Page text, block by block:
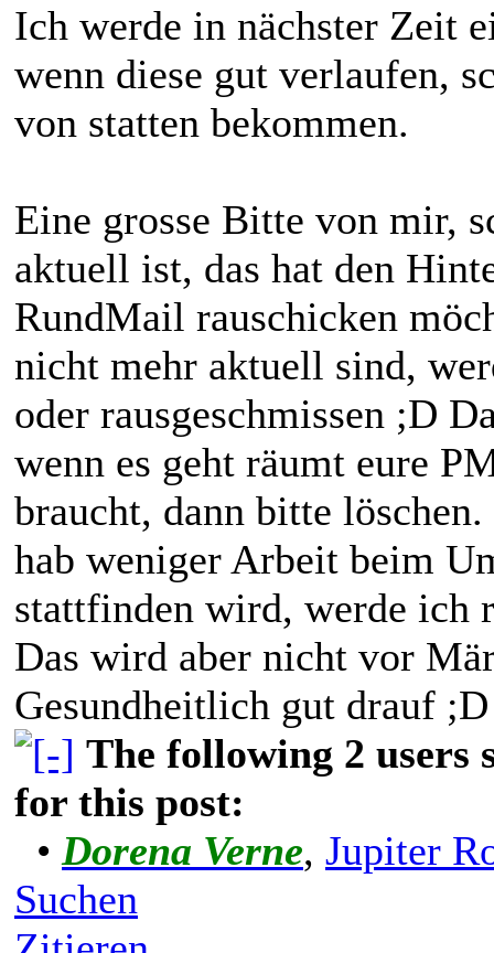
Ich werde in nächster Zeit
wenn diese gut verlaufen,
von statten bekommen.
Eine grosse Bitte von mir,
aktuell ist, das hat den
RundMail rauschicken
nicht mehr aktuell sind,
oder rausgeschmissen ;D
wenn es geht räumt eure
braucht, dann bitte
hab weniger Arbeit beim
stattfinden wird, werde ich
Das wird aber nicht vor
Gesundheitlich gut drauf ;D
The following 2 users
for this post:
• Dorena Verne, Jupiter
Suchen